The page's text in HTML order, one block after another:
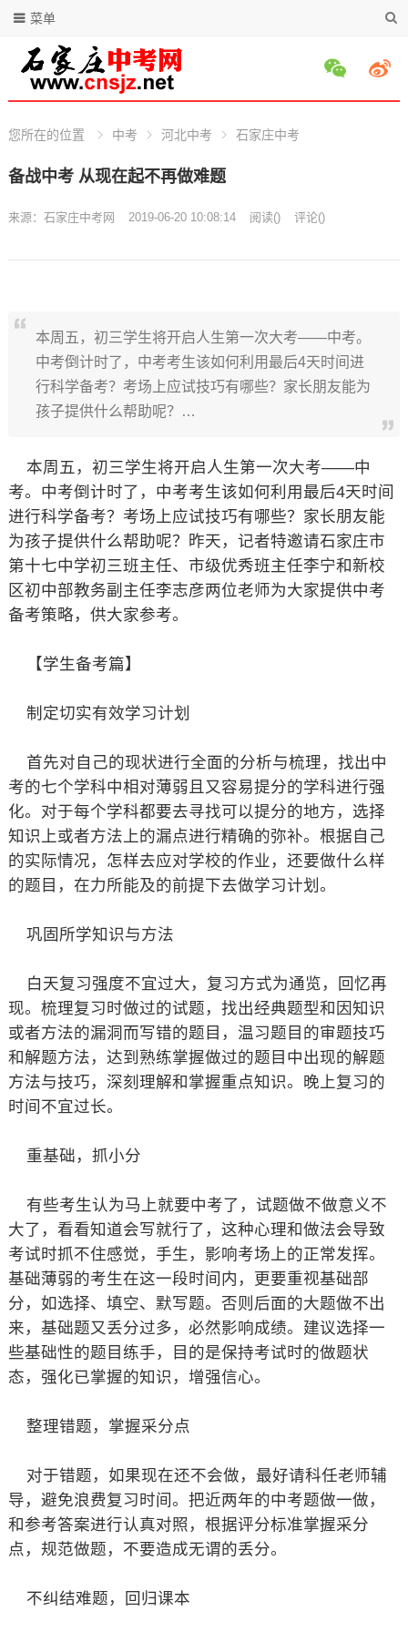
菜单
您所在的位置 中考 河北中考 石家庄中考
备战中考 从现在起不再做难题
来源： 石家庄中考网 2019-06-20 10:08:14 阅读() 评论()
本周五，初三学生将开启人生第一次大考——中考。
中考倒计时了，中考考生该如何利用最后4天时间进
行科学备考？考场上应试技巧有哪些？家长朋友能为
孩子提供什么帮助呢？…
本周五，初三学生将开启人生第一次大考——中
考。中考倒计时了，中考考生该如何利用最后4天时间
进行科学备考？考场上应试技巧有哪些？家长朋友能
为孩子提供什么帮助呢？昨天，记者特邀请石家庄市
第十七中学初三班主任、市级优秀班主任李宁和新校
区初中部教务副主任李志彦两位老师为大家提供中考
备考策略，供大家参考。
【学生备考篇】
制定切实有效学习计划
首先对自己的现状进行全面的分析与梳理，找出中
考的七个学科中相对薄弱且又容易提分的学科进行强
化。对于每个学科都要去寻找可以提分的地方，选择
知识上或者方法上的漏点进行精确的弥补。根据自己
的实际情况，怎样去应对学校的作业，还要做什么样
的题目，在力所能及的前提下去做学习计划。
巩固所学知识与方法
白天复习强度不宜过大，复习方式为通览，回忆再
现。梳理复习时做过的试题，找出经典题型和因知识
或者方法的漏洞而写错的题目，温习题目的审题技巧
和解题方法，达到熟练掌握做过的题目中出现的解题
方法与技巧，深刻理解和掌握重点知识。晚上复习的
时间不宜过长。
重基础，抓小分
有些考生认为马上就要中考了，试题做不做意义不
大了，看看知道会写就行了，这种心理和做法会导致
考试时抓不住感觉，手生，影响考场上的正常发挥。
基础薄弱的考生在这一段时间内，更要重视基础部
分，如选择、填空、默写题。否则后面的大题做不出
来，基础题又丢分过多，必然影响成绩。建议选择一
些基础性的题目练手，目的是保持考试时的做题状
态，强化已掌握的知识，增强信心。
整理错题，掌握采分点
对于错题，如果现在还不会做，最好请科任老师辅
导，避免浪费复习时间。把近两年的中考题做一做，
和参考答案进行认真对照，根据评分标准掌握采分
点，规范做题，不要造成无谓的丢分。
不纠结难题，回归课本